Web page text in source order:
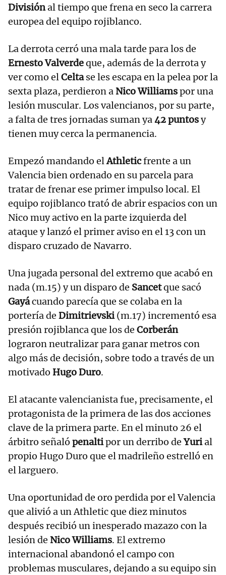
Divisiónal tiempo que frena en seco la carrera
europea del equipo rojiblanco.
La derrota cerró una mala tarde para los de
Ernesto Valverdeque, además de la derrota y
ver como elCeltase les escapa en la pelea por la
sexta plaza, perdieron a Nico Williamspor una
lesión muscular. Los valencianos, por su parte,
a falta de tres jornadas suman ya42 puntosy
tienen muy cerca la permanencia.
Empezó mandando elAthleticfrente a un
Valencia bien ordenado en su parcela para
tratar de frenar ese primer impulso local. El
equipo rojiblanco trató de abrir espacios con un
Nico muy activo en la parte izquierda del
ataque y lanzó el primer aviso en el 13 con un
disparo cruzado de Navarro.
Una jugada personal del extremo que acabó en
nada (m.15) y un disparo de Sancetque sacó
Gayácuando parecía que se colaba en la
portería de Dimitrievski(m.17) incrementó esa
presión rojiblanca que los de Corberán
lograron neutralizar para ganar metros con
algo más de decisión, sobre todo a través de un
motivado Hugo Duro.
El atacante valencianista fue, precisamente, el
protagonista de la primera de las dos acciones
clave de la primera parte. En el minuto 26 el
árbitro señaló penaltipor un derribo deYurial
propio Hugo Duro que el madrileño estrelló en
el larguero.
Una oportunidad de oro perdida por el Valencia
que alivió a un Athletic que diez minutos
después recibió un inesperado mazazo con la
lesión de Nico Williams. El extremo
internacional abandonó el campo con
problemas musculares, dejando a su equipo sin